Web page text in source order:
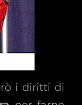
i diritti di